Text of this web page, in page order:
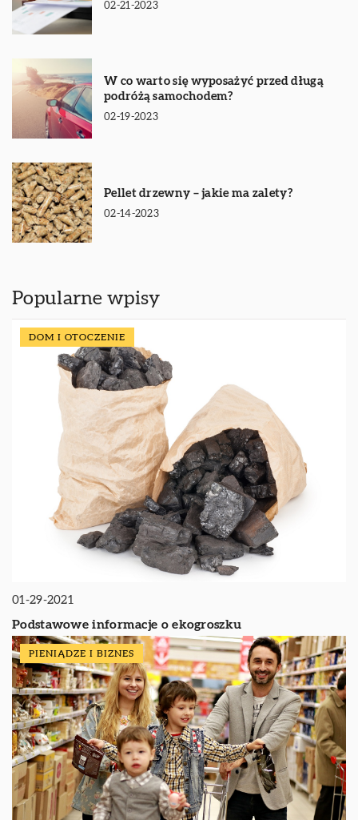
02-21-2023
W co warto się wyposażyć przed długą
podróżą samochodem?
02-19-2023
Pellet drzewny – jakie ma zalety?
02-14-2023
Popularne wpisy
DOM I OTOCZENIE
01-29-2021
Podstawowe informacje o ekogroszku
PIENIĄDZE I BIZNES